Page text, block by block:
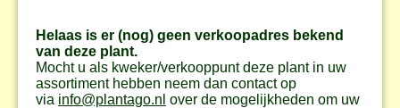
Helaas is er (nog) geen verkoopadres bekend
van deze plant.
Mocht u als kweker/verkooppunt deze plant in uw
assortiment hebben neem dan contact op
via info@plantago.nl over de mogelijkheden om uw